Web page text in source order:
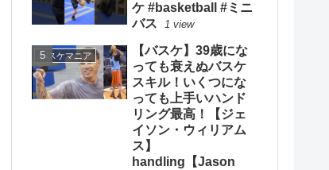
ケ #basketball #ミニ
バス
1 view
バスケマニア
【バスケ】39歳にな
っても衰えぬバスケ
スキル！いくつにな
っても上手いハンド
リング最高！【ジェ
イソン・ウィリアム
ス】
handling【Jason